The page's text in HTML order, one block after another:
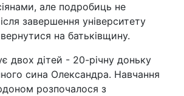
але подробиць не
завершення університету
на батьківщину.
двох дітей - 20-річну доньку
сина Олександра. Навчання
розпочалося з